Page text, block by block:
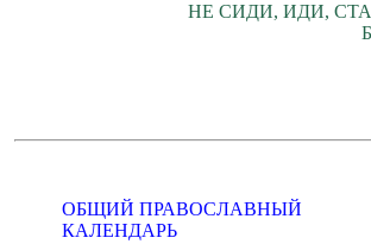
НЕ СИДИ, ИДИ,
ОБЩИЙ ПРАВОСЛАВНЫЙ
КАЛЕНДАРЬ